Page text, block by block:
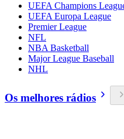
UEFA Champions
UEFA Europa League
Premier League
NFL
NBA Basketball
Major League Baseball
NHL
Os melhores rádios